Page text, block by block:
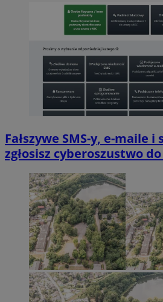
Fałszywe SMS-y, e-maile
zgłosisz cyberoszustwo do